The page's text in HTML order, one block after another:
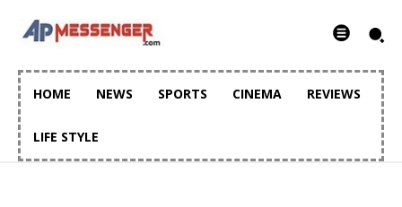
HOME NEWS SPORTS CINEMA REVIEWS
LIFE STYLE